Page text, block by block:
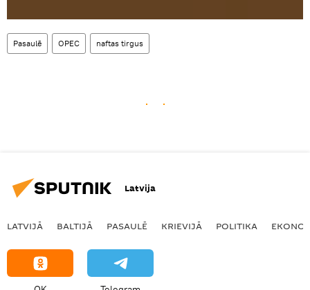
Pasaulē OPEC naftas tirgus
Latvija
LATVIJĀ BALTIJĀ PASAULĒ KRIEVIJĀ POLITIKA